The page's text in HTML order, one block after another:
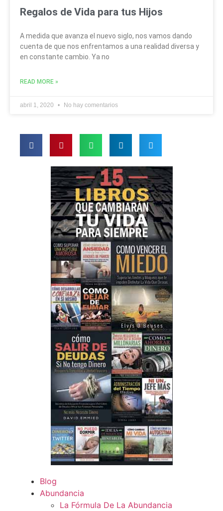
Regalos de Vida para tus Hijos
A medida que avanza el nuevo siglo, nos vamos dando
cuenta de que nos enfrentamos a una realidad diversa y
en constante cambio. Ya no
READ MORE »
abril 1, 2020 No hay comentarios
Blog
Abundancia
La Fórmula De La Abundancia